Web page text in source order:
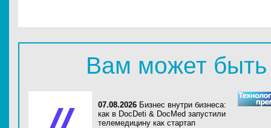
Вам может быть
07.08.2026 Бизнес внутри бизнеса:
как в DocDeti & DocMed запустили
телемедицину как стартап